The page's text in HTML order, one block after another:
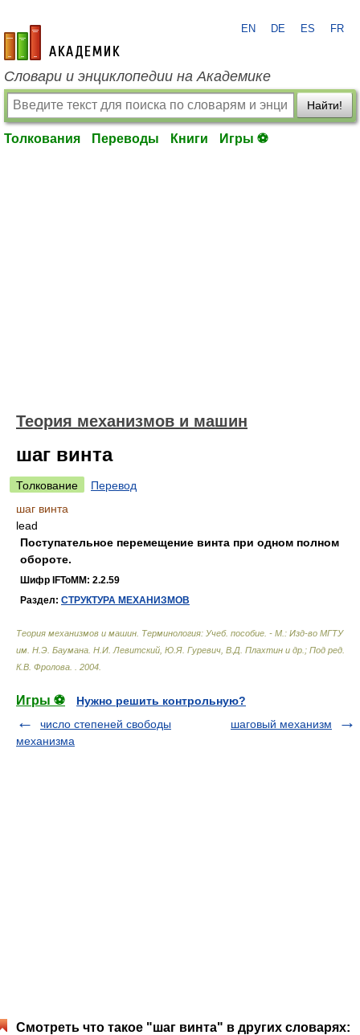
academic.ru
EN DE ES FR
Словари и энциклопедии на Академике
Найти!
Толкования Переводы Книги Игры ⚽
Теория механизмов и машин
шаг винта
Толкование
Перевод
шаг винта
lead
Поступательное перемещение винта при одном полном
обороте.
Шифр IFToMM: 2.2.59
Раздел: СТРУКТУРА МЕХАНИЗМОВ
Теория механизмов и машин. Терминология: Учеб. пособие. - М.: Изд-во МГТУ
им. Н.Э. Баумана Н.И. Левитский, Ю.Я. Гуревич, В.Д. Плахтин и др.; Под ред.
К.В. Фролова.
2004
Игры ⚽
Нужно решить контрольную?
число степеней свободы
механизма
шаговый механизм
Смотреть что такое "шаг винта" в других словарях: